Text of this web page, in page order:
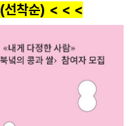
(선착순) < < <